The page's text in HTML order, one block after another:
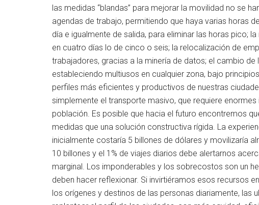
las medidas “blandas” para mejorar la movilidad no se
agendas de trabajo, permitiendo que haya varias horas
día e igualmente de salida, para eliminar las horas pico;
en cuatro días lo de cinco o seis; la relocalización de
trabajadores, gracias a la minería de datos; el cambio
estableciendo multiusos en cualquier zona, bajo
perfiles más eficientes y productivos de nuestras
simplemente el transporte masivo, que requiere
población. Es posible que hacia el futuro encontremos
medidas que una solución constructiva rígida. La
inicialmente costaría 5 billones de dólares y movilizaría
10 billones y el 1% de viajes diarios debe alertarnos
marginal. Los imponderables y los sobrecostos son un
deben hacer reflexionar. Si invirtiéramos esos recursos
los orígenes y destinos de las personas diariamente, las